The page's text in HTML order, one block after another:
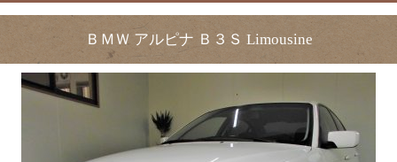
ＢＭＷ アルピナ Ｂ３Ｓ Limousine